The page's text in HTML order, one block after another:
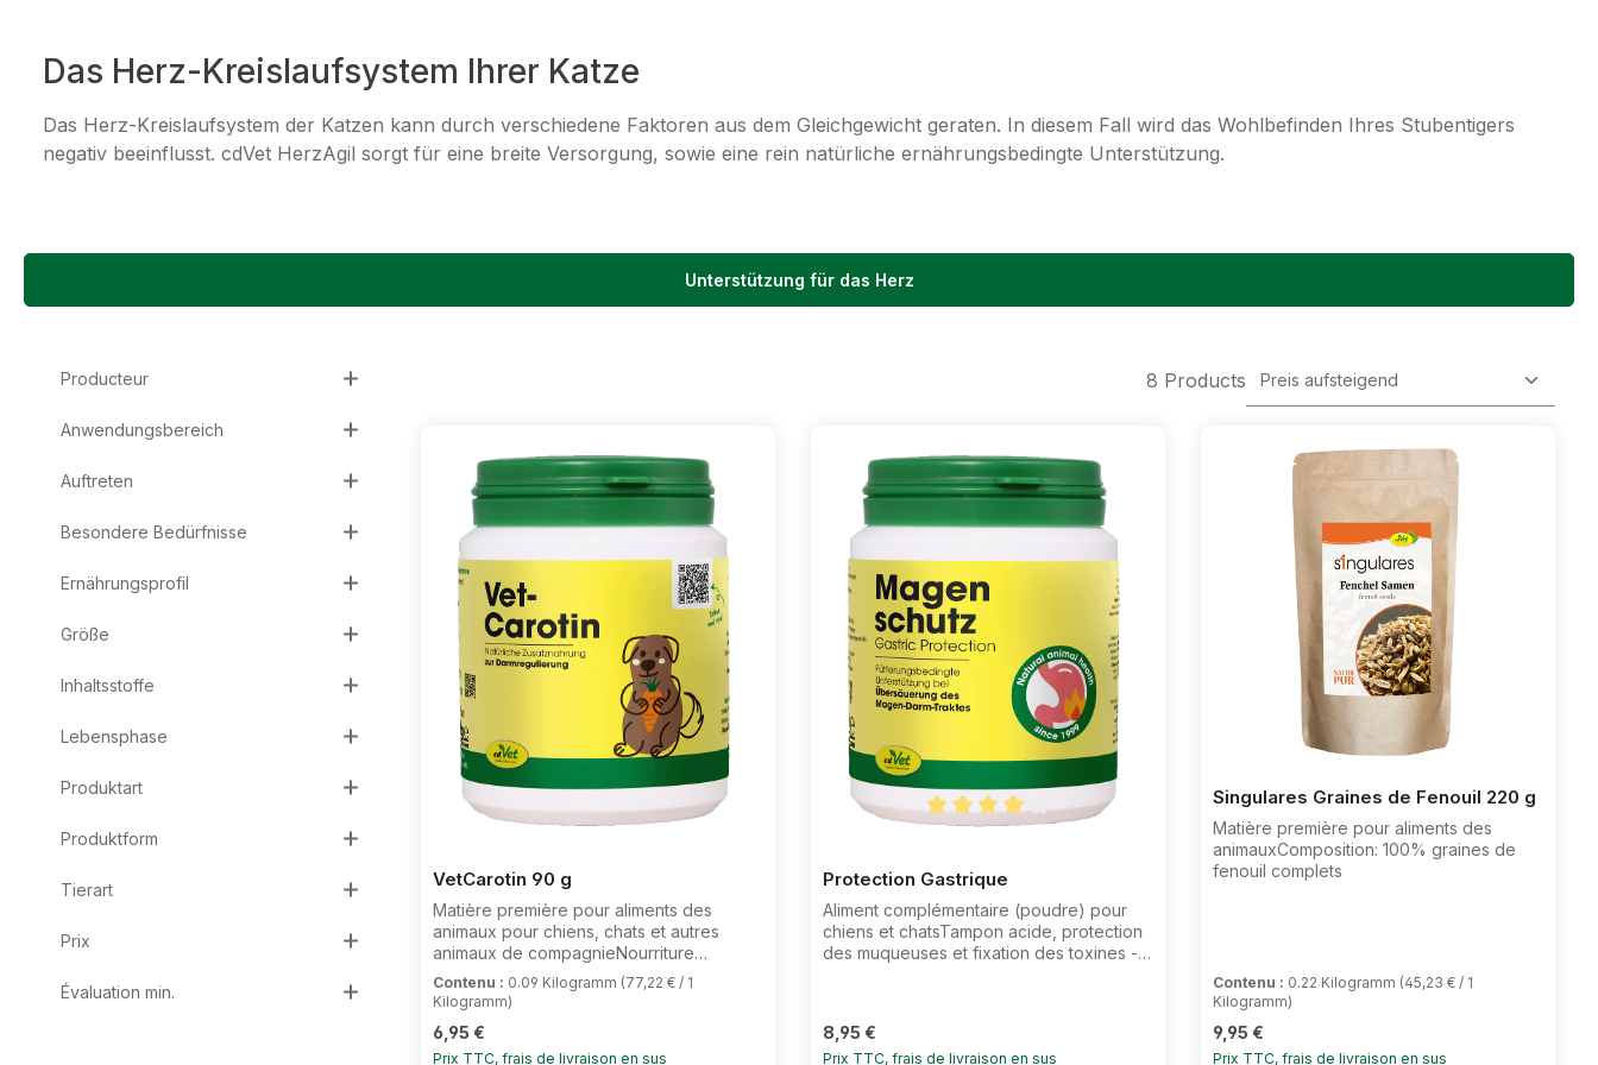
Das Herz-Kreislaufsystem Ihrer Katze
Das Herz-Kreislaufsystem der Katzen kann durch verschiedene Faktoren aus dem Gleichgewicht geraten. In diesem Fall wird das Wohlbefinden Ihres Stubentigers
negativ beeinflusst. cdVet HerzAgil sorgt für eine breite Versorgung, sowie eine rein natürliche ernährungsbedingte Unterstützung.
Unterstützung für das Herz
Producteur
Anwendungsbereich
Auftreten
Besondere Bedürfnisse
Ernährungsprofil
Größe
Inhaltsstoffe
Lebensphase
Produktart
Produktform
Tierart
Prix
Évaluation min.
8 Products
VetCarotin 90 g
Matière première pour aliments des
animaux pour chiens, chats et autres
animaux de compagnieNourriture
complémentaire naturel pour la régulation
de l‘intestin, à base de marc de carotte
séché avec ménagement,
poudreVetCarotin est riche en carotène,
en vitamines vitales et en oligo-éléments,
Contenu : 0.09 Kilogramm (77,22 € / 1
Kilogramm)
Prix régulier :
6,95 €
Prix TTC, frais de livraison en sus
Note moyenne de 4 sur 5 étoiles
Protection Gastrique
Aliment complémentaire (poudre) pour
chiens et chatsTampon acide, protection
des muqueuses et fixation des toxines -
muqueuses sensibles sont influencées
positivement dans leur régénération
Prix régulier :
8,95 €
Prix TTC, frais de livraison en sus
Singulares Graines de Fenouil 220 g
Matière première pour aliments des
animauxComposition: 100% graines de
fenouil complets
Contenu : 0.22 Kilogramm (45,23 € / 1
Kilogramm)
Prix régulier :
9,95 €
Prix TTC, frais de livraison en sus